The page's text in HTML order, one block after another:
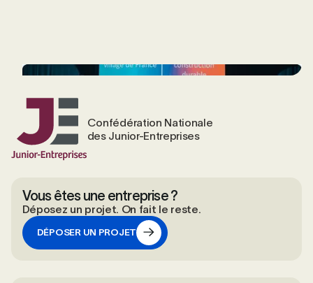
Confédération Nationale
des Junior-Entreprises
Vous êtes une entreprise ?
Déposez un projet. On fait le reste.
DÉPOSER UN PROJET